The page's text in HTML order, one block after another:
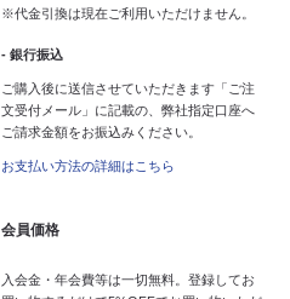
※代金引換は現在ご利用いただけません。
- 銀行振込
ご購入後に送信させていただきます「ご注
文受付メール」に記載の、弊社指定口座へ
ご請求金額をお振込みください。
お支払い方法の詳細はこちら
会員価格
入会金・年会費等は一切無料。登録してお